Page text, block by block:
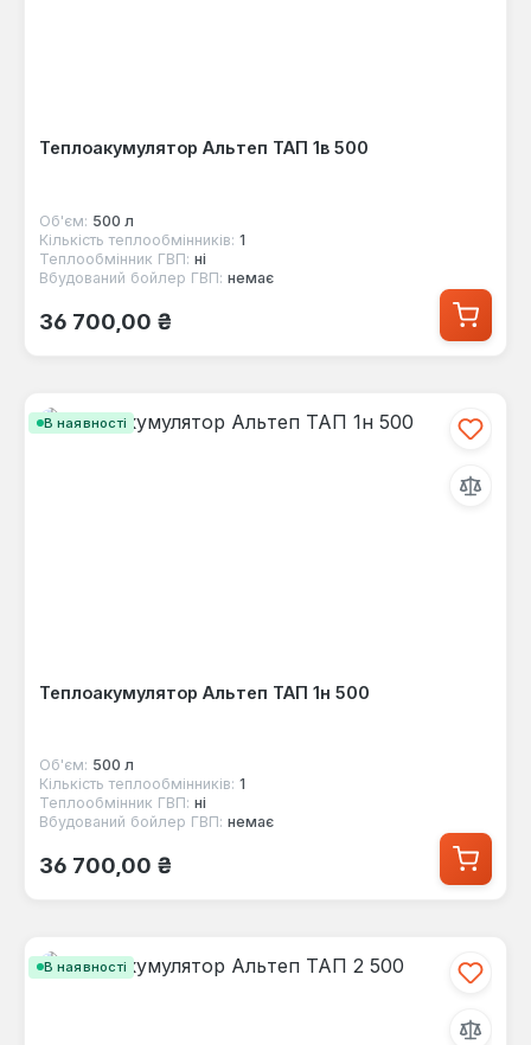
Теплоакумулятор Альтеп ТАП 1в 500
Об'єм: 500 л
Кількість теплообмінників: 1
Теплообмінник ГВП: ні
Вбудований бойлер ГВП: немає
Звичайна ціна:
36 700,00 ₴
В наявності
Теплоакумулятор Альтеп ТАП 1н 500
Об'єм: 500 л
Кількість теплообмінників: 1
Теплообмінник ГВП: ні
Вбудований бойлер ГВП: немає
Звичайна ціна:
36 700,00 ₴
В наявності